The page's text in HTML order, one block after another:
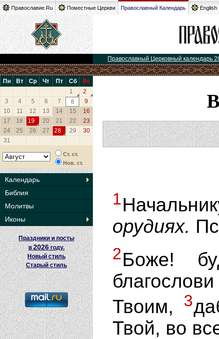
Православие.Ru Поместные Церкви Православный Календарь English
Православный Церковный календарь
Пн Вт Ср Чт Пт Сб
Вс
1
2
3
4 5 6 7 8
9
10
11 12 13 14 15
16
17
18 19 20 21 22
23
24
25 26 27 28 29
30
31
Ст. ст.
Нов. ст.
Календарь
Библия
Молитвы
Иконы
Праздники и посты
в2026 году.
Новый стиль
Старый стиль
1
орудиях.
2Боже!
Твоим,
3
Твой, во